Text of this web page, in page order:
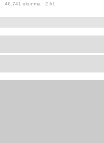
46.741 okunma · 2 hf.